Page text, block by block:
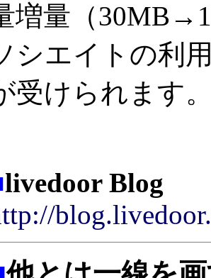
増量（
シエイトの利
受けられます
livedoor Blog